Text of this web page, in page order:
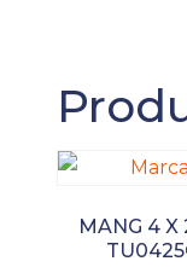
MANG 4 X